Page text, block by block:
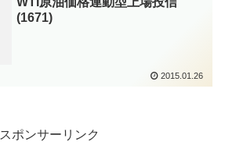
(1671)
2015.01.26
スポンサーリンク